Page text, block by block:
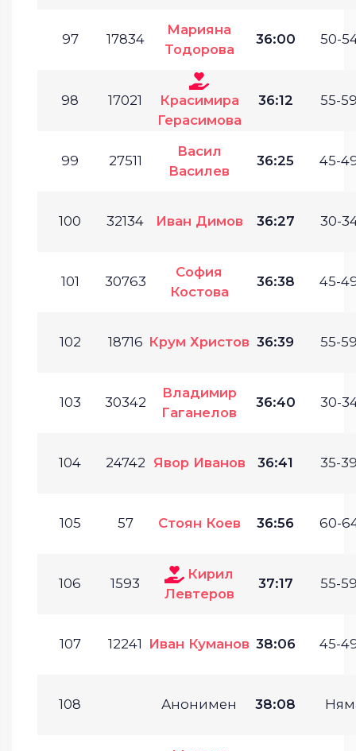
97 17834
Марияна
Тодорова
36:00 50-
98 17021
Красимира
Герасимова
36:12 55-
99 27511
Васил
Василев
36:25 45-
100 32134 Иван Димов 36:27 30-
101 30763
София
Костова
36:38 45-
102 18716 Крум Христов 36:39 55-
103 30342
Владимир
Гаганелов
36:40 30-
104 24742 Явор Иванов 36:41 35-
105 57 Стоян Коев 36:56 60-
106 1593
Кирил
Левтеров
37:17 55-
107 12241 Иван Куманов 38:06 45-
108 Анонимен 38:08